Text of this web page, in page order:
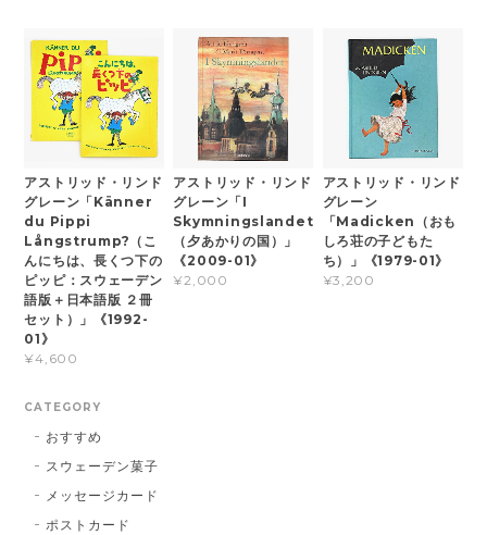
アストリッド・リンド
グレーン「Känner
du Pippi
Långstrump?（こ
んにちは、長くつ下の
ピッピ：スウェーデン
語版＋日本語版 ２冊
セット）」《1992-
01》
¥4,600
アストリッド・リンド
グレーン「I
Skymningslandet
（夕あかりの国）」
《2009-01》
¥2,000
アストリッド・リンド
グレーン
「Madicken（おも
しろ荘の子どもた
ち）」《1979-01》
¥3,200
CATEGORY
おすすめ
スウェーデン菓子
メッセージカード
ポストカード